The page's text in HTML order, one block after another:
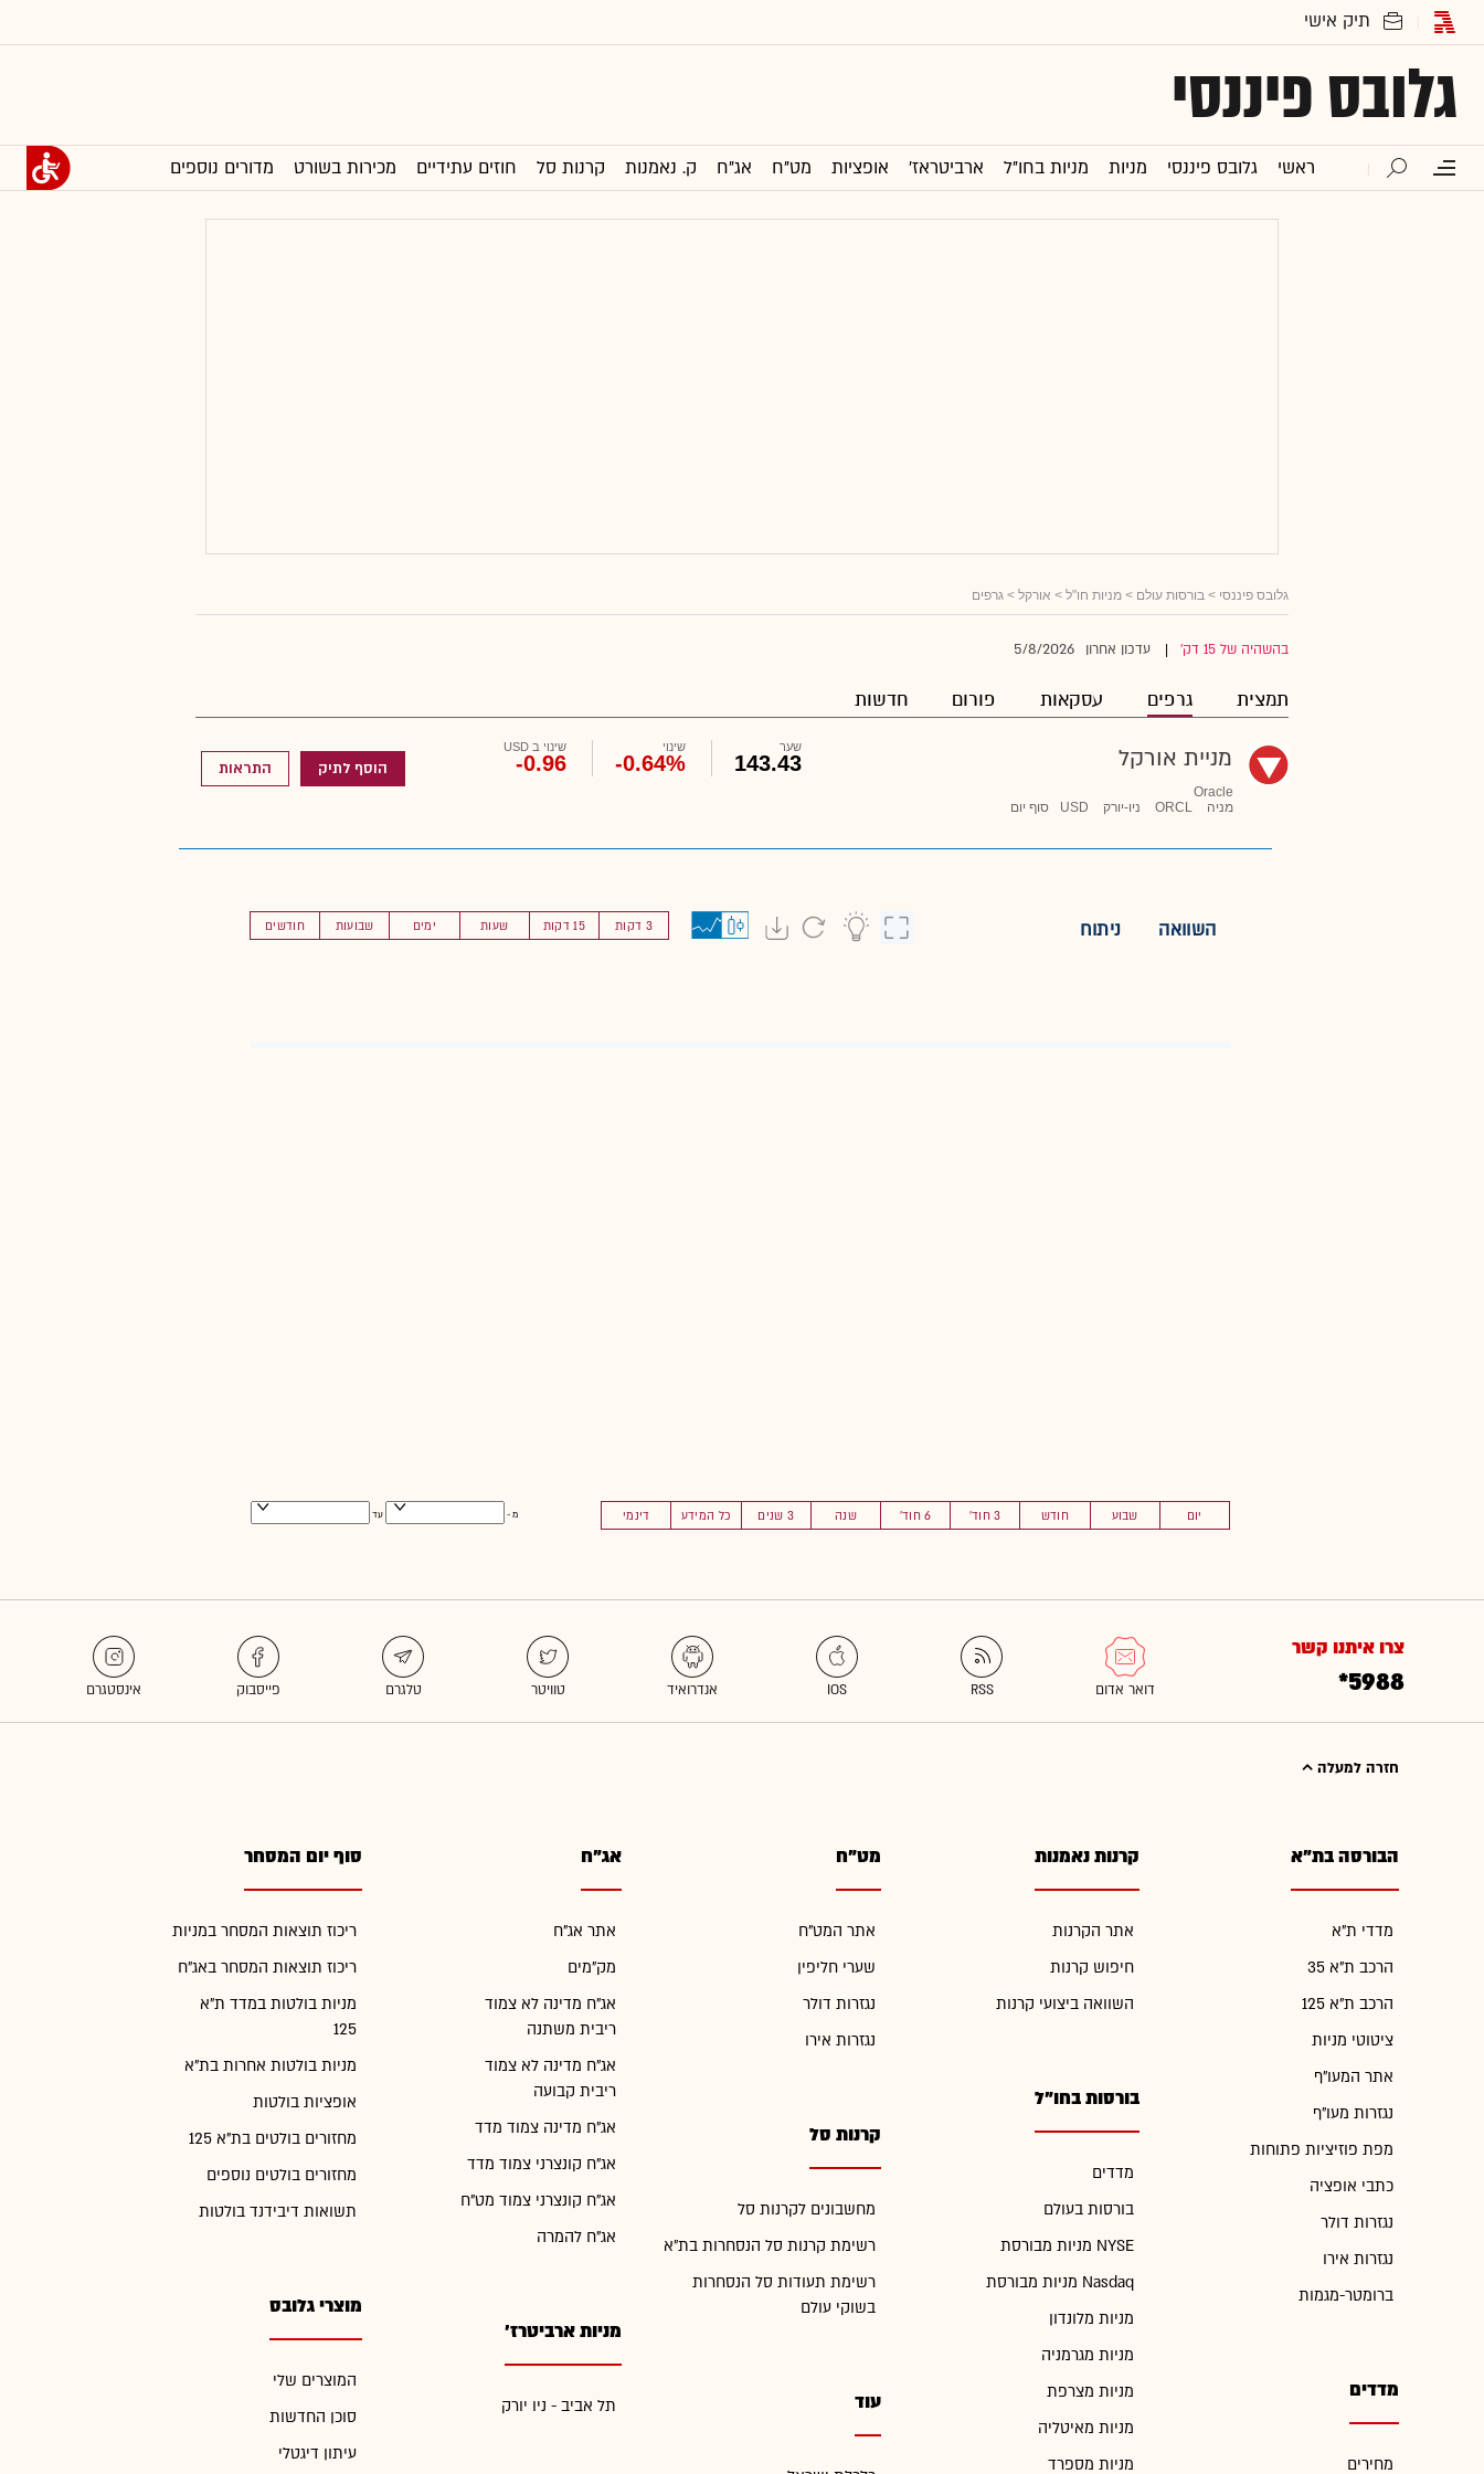
גלובס פיננסי
ראשי גלובס פיננסי מניות מניות בחו"ל ארביטראז' אופציות מט"ח אג"ח ק. נאמנות קרנות סל חוזים עתידיים מכירות בשורט מדורים נוספים
גלובס פיננסי > בורסות עולם > מניות חו"ל > אורקל > גרפים
בהשהיה של 15 דק' עדכון אחרון 5/8/2026
תמצית גרפים עסקאות פורום חדשות
מניית אורקל
Oracle
מניה
ORCL ניו-יורק USD סוף יום
שער
143.43
שינוי
-0.64%
שינוי ב USD
-0.96 הוסף לתיק התראות
חודשים שבועות ימים שעות 15 דקות 3 דקות השוואה ניתוח
יום שבוע חודש 3 חוד' 6 חוד' שנה 3 שנים כל המידע דינמי מ - עד
צרו איתנו קשר
*5988
חזרה למעלה
הבורסה בת"א
מדדי ת"א
הרכב ת"א 35
הרכב ת"א 125
ציטוטי מניות
אתר המעו"ף
נגזרות מעו"ף
מפת פוזיציות פתוחות
כתבי אופציה
נגזרות דולר
נגזרות אירו
ברומטר-מגמות
מדדים
מחירים
קרנות נאמנות
אתר הקרנות
חיפוש קרנות
השוואה ביצועי קרנות
בורסות בחו"ל
מדדים
בורסות בעולם
מניות מבורסת NYSE
מניות מבורסת Nasdaq
מניות מלונדון
מניות מגרמניה
מניות מצרפת
מניות מאיטליה
מניות מספרד
מט"ח
אתר המט"ח
שערי חליפין
נגזרות דולר
נגזרות אירו
קרנות סל
מחשבונים לקרנות סל
רשימת קרנות סל הנסחרות בת"א
רשימת תעודות סל הנסחרות
בשוקי עולם
עוד
אג"ח
אתר אג"ח
מק"מים
אג"ח מדינה לא צמוד
ריבית משתנה
אג"ח מדינה לא צמוד
ריבית קבועה
אג"ח מדינה צמוד מדד
אג"ח קונצרני צמוד מדד
אג"ח קונצרני צמוד מט"ח
אג"ח להמרה
מניות ארביטרז'
תל אביב - ניו יורק
סוף יום המסחר
ריכוז תוצאות המסחר במניות
ריכוז תוצאות המסחר באג"ח
מניות בולטות במדד ת"א
125
מניות בולטות אחרות בת"א
אופציות בולטות
מחזורים בולטים בת"א 125
מחזורים בולטים נוספים
תשואות דיבידנד בולטות
מוצרי גלובס
המוצרים שלי
סוכן החדשות
עיתון דיגטלי